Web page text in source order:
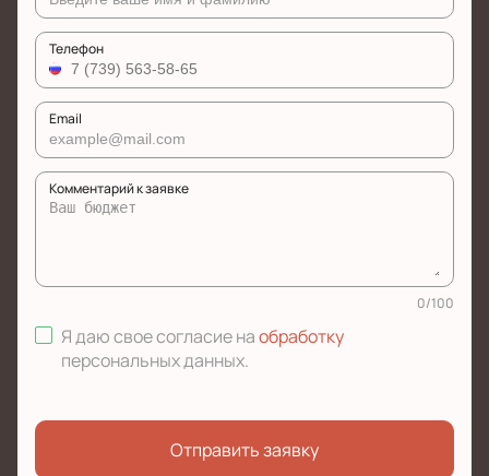
Телефон
Email
Комментарий к заявке
0/100
Я даю свое согласие наобработку
персональных данных.
Отправить заявку